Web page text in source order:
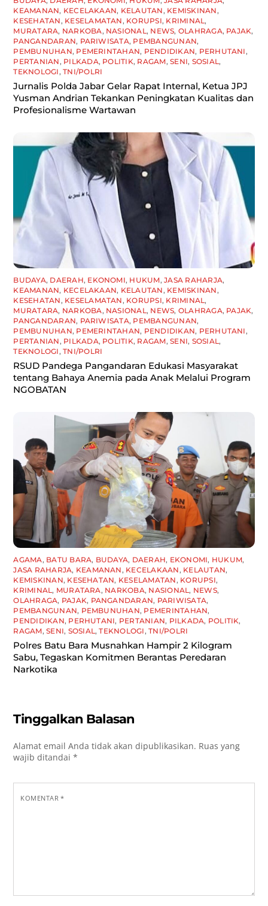
KEAMANAN, KECELAKAAN, KELAUTAN, KEMISKINAN,
KESEHATAN, KESELAMATAN, KORUPSI, KRIMINAL,
MURATARA, NARKOBA, NASIONAL, NEWS, OLAHRAGA, PAJAK,
PANGANDARAN, PARIWISATA, PEMBANGUNAN,
PEMBUNUHAN, PEMERINTAHAN, PENDIDIKAN, PERHUTANI,
PERTANIAN, PILKADA, POLITIK, RAGAM,SENI, SOSIAL,
TEKNOLOGI,TNI/POLRI
Jurnalis Polda Jabar Gelar Rapat Internal, Ketua JPJ
Yusman Andrian Tekankan Peningkatan Kualitas dan
Profesionalisme Wartawan
BUDAYA, DAERAH, EKONOMI, HUKUM,JASA RAHARJA,
KEAMANAN, KECELAKAAN, KELAUTAN, KEMISKINAN,
KESEHATAN, KESELAMATAN, KORUPSI, KRIMINAL,
MURATARA, NARKOBA, NASIONAL, NEWS, OLAHRAGA, PAJAK,
PANGANDARAN, PARIWISATA, PEMBANGUNAN,
PEMBUNUHAN, PEMERINTAHAN, PENDIDIKAN, PERHUTANI,
PERTANIAN, PILKADA, POLITIK, RAGAM,SENI, SOSIAL,
TEKNOLOGI,TNI/POLRI
RSUD Pandega Pangandaran Edukasi Masyarakat
tentang Bahaya Anemia pada Anak Melalui Program
NGOBATAN
AGAMA, BATU BARA, BUDAYA, DAERAH, EKONOMI, HUKUM,
JASA RAHARJA, KEAMANAN, KECELAKAAN, KELAUTAN,
KEMISKINAN, KESEHATAN, KESELAMATAN, KORUPSI,
KRIMINAL, MURATARA, NARKOBA, NASIONAL, NEWS,
OLAHRAGA, PAJAK, PANGANDARAN, PARIWISATA,
PEMBANGUNAN, PEMBUNUHAN, PEMERINTAHAN,
PENDIDIKAN, PERHUTANI, PERTANIAN, PILKADA, POLITIK,
RAGAM,SENI, SOSIAL,TEKNOLOGI,TNI/POLRI
Polres Batu Bara Musnahkan Hampir 2 Kilogram
Sabu, Tegaskan Komitmen Berantas Peredaran
Narkotika
Tinggalkan Balasan
Alamat email Anda tidak akan dipublikasikan. Ruas yang
wajib ditandai*
KOMENTAR*